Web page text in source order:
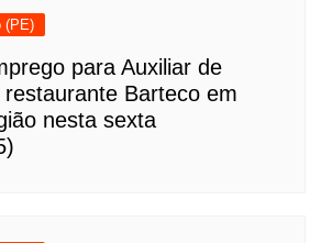
(PE)
para Auxiliar de
restaurante Barteco em
nesta sexta